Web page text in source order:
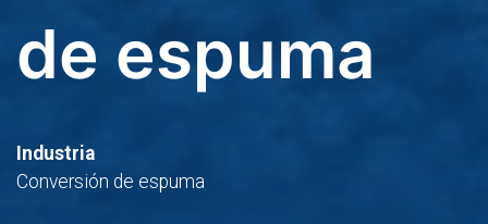
de espuma
Industria
Conversión de espuma